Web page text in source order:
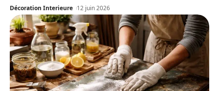
Décoration Interieure 12 juin 2026